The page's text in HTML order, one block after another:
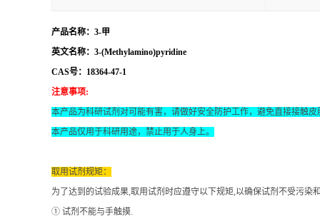
产品名称：3-甲
英文名称：3-(Methylamino)pyridine
CAS号：18364-47-1
注意事项:
本产品为科研试剂对可能有害，请做好安全防护工作，避免直接接触皮
本产品仅用于科研用途，禁止用于人身上。
取用试剂规矩：
为了达到的试验成果,取用试剂时应遵守以下规矩,以确保试剂不受污染和
① 试剂不能与手触摸.